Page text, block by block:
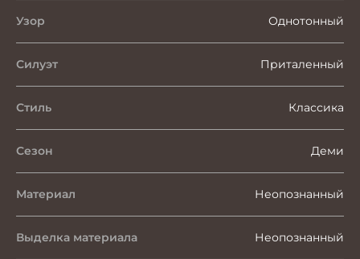
Узор Однотонный
Силуэт Приталенный
Стиль Классика
Сезон Деми
Материал Неопознанный
Выделка материала Неопознанный